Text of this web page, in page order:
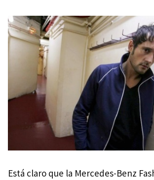
Está claro que la Mercedes-Benz